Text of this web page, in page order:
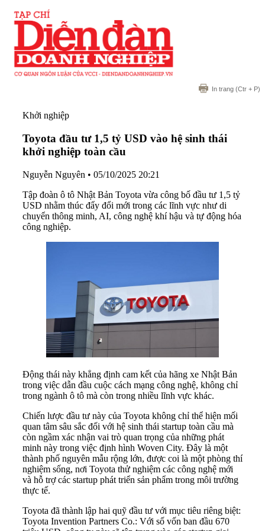
In trang (Ctr + P)
Khởi nghiệp
Toyota đầu tư 1,5 tỷ USD vào hệ sinh thái
khởi nghiệp toàn cầu
Nguyễn Nguyên • 05/10/2025 20:21
Tập đoàn ô tô Nhật Bản Toyota vừa công bố đầu tư 1,5 tỷ
USD nhằm thúc đẩy đổi mới trong các lĩnh vực như di
chuyển thông minh, AI, công nghệ khí hậu và tự động hóa
công nghiệp.
Động thái này khẳng định cam kết của hãng xe Nhật Bản
trong việc dẫn đầu cuộc cách mạng công nghệ, không chỉ
trong ngành ô tô mà còn trong nhiều lĩnh vực khác.
Chiến lược đầu tư này của Toyota không chỉ thể hiện mối
quan tâm sâu sắc đối với hệ sinh thái startup toàn cầu mà
còn ngầm xác nhận vai trò quan trọng của những phát
minh này trong việc định hình Woven City. Đây là một
thành phố nguyên mẫu rộng lớn, được coi là một phòng thí
nghiệm sống, nơi Toyota thử nghiệm các công nghệ mới
và hỗ trợ các startup phát triển sản phẩm trong môi trường
thực tế.
Toyota đã thành lập hai quỹ đầu tư với mục tiêu riêng biệt:
Toyota Invention Partners Co.: Với số vốn ban đầu 670